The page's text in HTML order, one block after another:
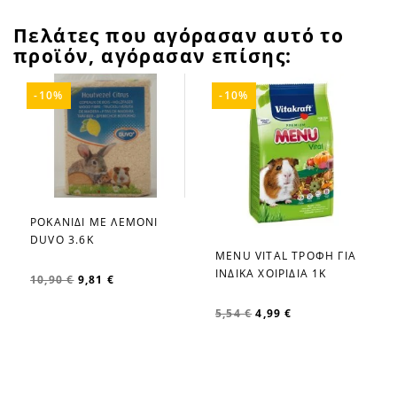
Πελάτες που αγόρασαν αυτό το
προϊόν, αγόρασαν επίσης:
favorite_border
ΡΟΚΑΝΙΔΙ ΜΕ ΛΕΜΟΝΙ
DUVO 3.6Κ
10,90 € 9,81 €
-10%
favorite_border
MENU VITAL ΤΡΟΦΗ ΓΙΑ
ΙΝΔΙΚΑ ΧΟΙΡΙΔΙΑ 1K
5,54 € 4,99 €
-10%